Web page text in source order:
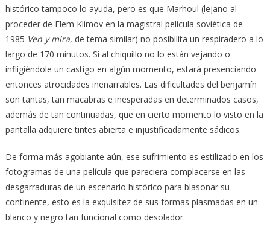
histórico tampoco lo ayuda, pero es que Marhoul (lejano al
proceder de Elem Klimov en la magistral película soviética de
1985 Ven y mira, de tema similar) no posibilita un respiradero a lo
largo de 170 minutos. Si al chiquillo no lo están vejando o
infligiéndole un castigo en algún momento, estará presenciando
entonces atrocidades inenarrables. Las dificultades del benjamín
son tantas, tan macabras e inesperadas en determinados casos,
además de tan continuadas, que en cierto momento lo visto en la
pantalla adquiere tintes abierta e injustificadamente sádicos.
De forma más agobiante aún, ese sufrimiento es estilizado en los
fotogramas de una película que pareciera complacerse en las
desgarraduras de un escenario histórico para blasonar su
continente, esto es la exquisitez de sus formas plasmadas en un
blanco y negro tan funcional como desolador.